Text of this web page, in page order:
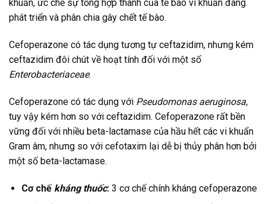
khuẩn, ức chế sự tổng hợp thành của tế bào vi khuẩn đang
phát triển và phân chia gây chết tế bào.
Cefoperazone có tác dụng tương tự ceftazidim, nhưng kém
ceftazidim đôi chút về hoạt tính đối với một số
Enterobacteriaceae.
Cefoperazone có tác dụng với Pseudomonas aeruginosa,
tuy vậy kém hơn so với ceftazidim. Cefoperazone rất bền
vững đối với nhiều beta-lactamase của hầu hết các vi khuẩn
Gram âm, nhưng so với cefotaxim lại dễ bị thủy phân hơn bởi
một số beta-lactamase.
Cơ chế kháng thuốc:3 cơ chế chính kháng cefoperazone